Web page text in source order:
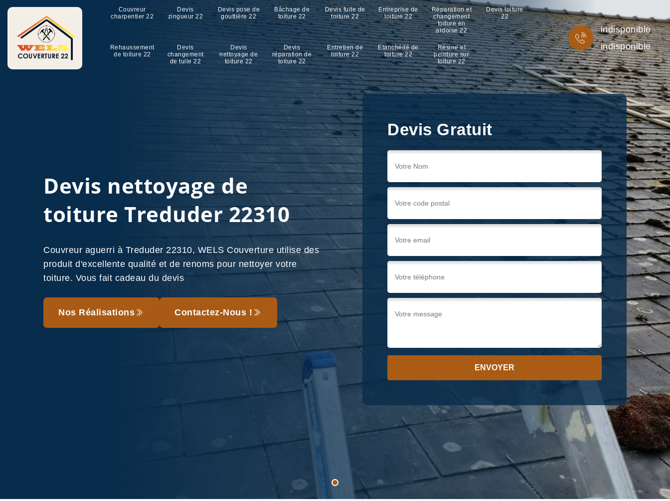
Couvreur
charpentier 22
Devis
zingueur 22
Devis pose de
gouttière 22
Bâchage de
toiture 22
Devis fuite de
toiture 22
Entreprise de
toiture 22
Réparation et
changement
toiture en
ardoise 22
Devis toiture
22
Rehaussement
de toiture 22
Devis
changement
de tuile 22
Devis
nettoyage de
toiture 22
Devis
réparation de
toiture 22
Entretien de
toiture 22
Etanchéité de
toiture 22
Résine et
peinture sur
toiture 22
indisponible
indisponible
Devis nettoyage de
toiture Treduder 22310
Couvreur aguerri à Treduder 22310, WELS Couverture utilise des
produit d'excellente qualité et de renoms pour nettoyer votre
toiture. Vous fait cadeau du devis
Nos Réalisations Contactez-Nous !
Devis Gratuit